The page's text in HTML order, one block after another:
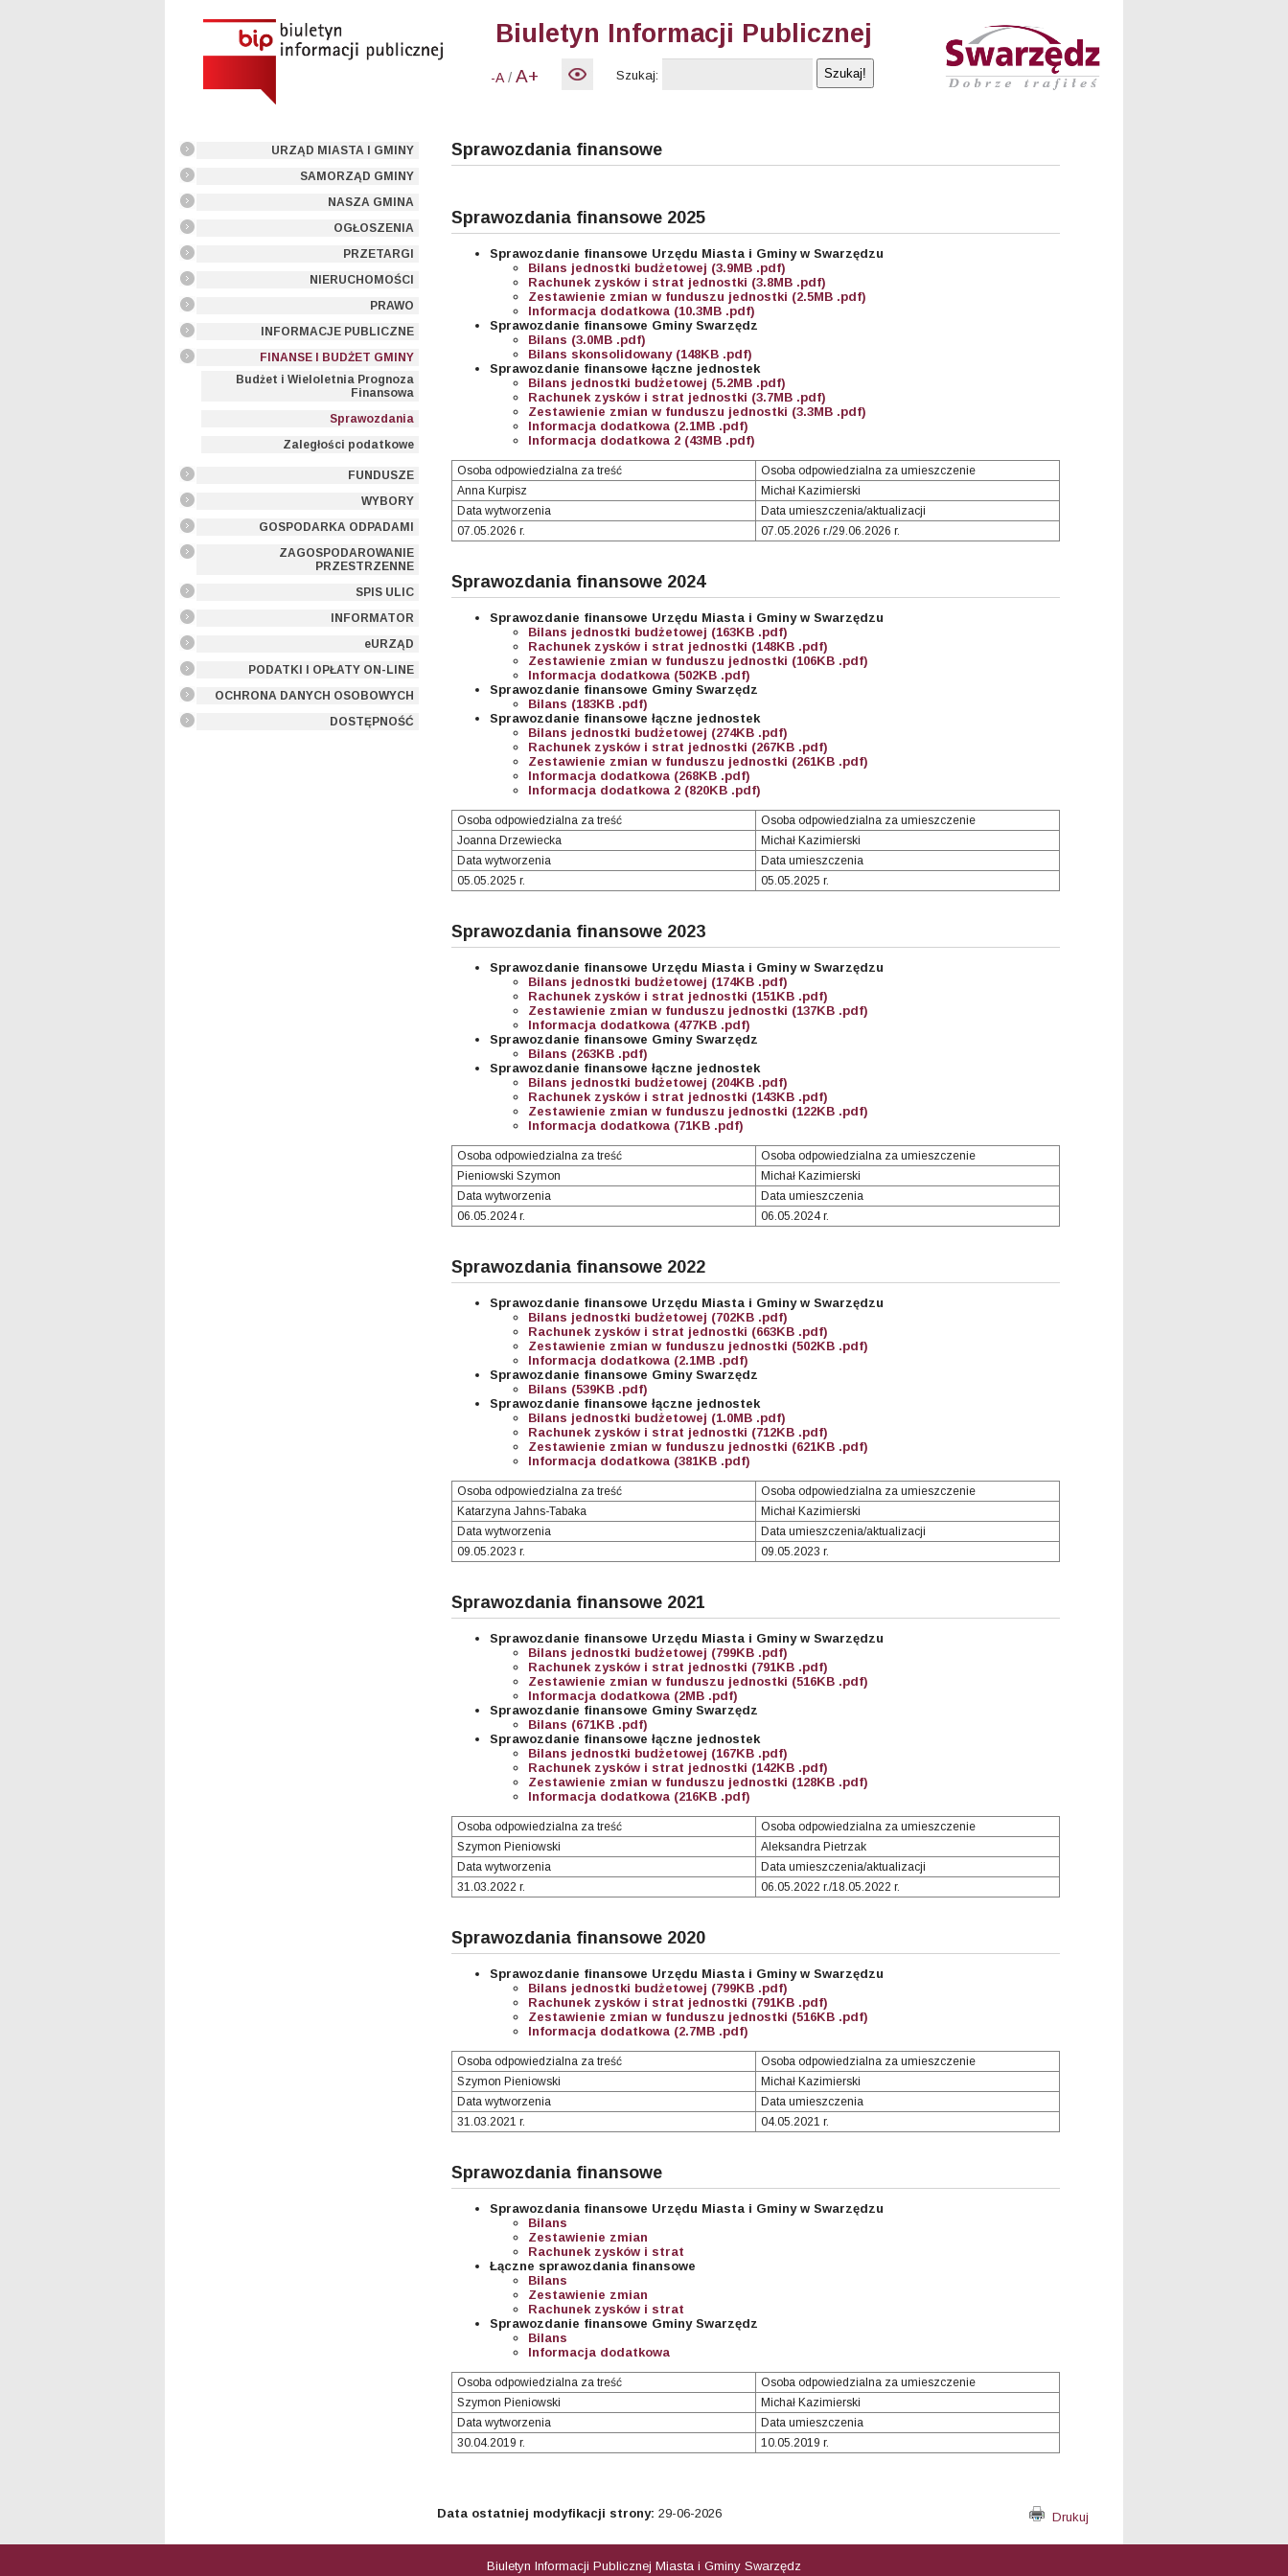
Biuletyn Informacji Publicznej
-A / A+ Szukaj:
URZĄD MIASTA I GMINY
SAMORZĄD GMINY
NASZA GMINA
OGŁOSZENIA
PRZETARGI
NIERUCHOMOŚCI
PRAWO
INFORMACJE PUBLICZNE
FINANSE I BUDŻET GMINY
Budżet i Wieloletnia Prognoza
Finansowa
Sprawozdania
Zaległości podatkowe
FUNDUSZE
WYBORY
GOSPODARKA ODPADAMI
ZAGOSPODAROWANIE
PRZESTRZENNE
SPIS ULIC
INFORMATOR
eURZĄD
PODATKI I OPŁATY ON-LINE
OCHRONA DANYCH OSOBOWYCH
DOSTĘPNOŚĆ
Sprawozdania finansowe
Sprawozdania finansowe 2025
Sprawozdanie finansowe Urzędu Miasta i Gminy w Swarzędzu
Bilans jednostki budżetowej (3.9MB .pdf)
Rachunek zysków i strat jednostki (3.8MB .pdf)
Zestawienie zmian w funduszu jednostki (2.5MB .pdf)
Informacja dodatkowa (10.3MB .pdf)
Sprawozdanie finansowe Gminy Swarzędz
Bilans (3.0MB .pdf)
Bilans skonsolidowany (148KB .pdf)
Sprawozdanie finansowe łączne jednostek
Bilans jednostki budżetowej (5.2MB .pdf)
Rachunek zysków i strat jednostki (3.7MB .pdf)
Zestawienie zmian w funduszu jednostki (3.3MB .pdf)
Informacja dodatkowa (2.1MB .pdf)
Informacja dodatkowa 2 (43MB .pdf)
Osoba odpowiedzialna za treść
Osoba odpowiedzialna za umieszczenie
Anna Kurpisz
Michał Kazimierski
Data wytworzenia
Data umieszczenia/aktualizacji
07.05.2026 r.
07.05.2026 r./29.06.2026 r.
Sprawozdania finansowe 2024
Sprawozdanie finansowe Urzędu Miasta i Gminy w Swarzędzu
Bilans jednostki budżetowej (163KB .pdf)
Rachunek zysków i strat jednostki (148KB .pdf)
Zestawienie zmian w funduszu jednostki (106KB .pdf)
Informacja dodatkowa (502KB .pdf)
Sprawozdanie finansowe Gminy Swarzędz
Bilans (183KB .pdf)
Sprawozdanie finansowe łączne jednostek
Bilans jednostki budżetowej (274KB .pdf)
Rachunek zysków i strat jednostki (267KB .pdf)
Zestawienie zmian w funduszu jednostki (261KB .pdf)
Informacja dodatkowa (268KB .pdf)
Informacja dodatkowa 2 (820KB .pdf)
Osoba odpowiedzialna za treść
Osoba odpowiedzialna za umieszczenie
Joanna Drzewiecka
Michał Kazimierski
Data wytworzenia
Data umieszczenia
05.05.2025 r.
05.05.2025 r.
Sprawozdania finansowe 2023
Sprawozdanie finansowe Urzędu Miasta i Gminy w Swarzędzu
Bilans jednostki budżetowej (174KB .pdf)
Rachunek zysków i strat jednostki (151KB .pdf)
Zestawienie zmian w funduszu jednostki (137KB .pdf)
Informacja dodatkowa (477KB .pdf)
Sprawozdanie finansowe Gminy Swarzędz
Bilans (263KB .pdf)
Sprawozdanie finansowe łączne jednostek
Bilans jednostki budżetowej (204KB .pdf)
Rachunek zysków i strat jednostki (143KB .pdf)
Zestawienie zmian w funduszu jednostki (122KB .pdf)
Informacja dodatkowa (71KB .pdf)
Osoba odpowiedzialna za treść
Osoba odpowiedzialna za umieszczenie
Pieniowski Szymon
Michał Kazimierski
Data wytworzenia
Data umieszczenia
06.05.2024 r.
06.05.2024 r.
Sprawozdania finansowe 2022
Sprawozdanie finansowe Urzędu Miasta i Gminy w Swarzędzu
Bilans jednostki budżetowej (702KB .pdf)
Rachunek zysków i strat jednostki (663KB .pdf)
Zestawienie zmian w funduszu jednostki (502KB .pdf)
Informacja dodatkowa (2.1MB .pdf)
Sprawozdanie finansowe Gminy Swarzędz
Bilans (539KB .pdf)
Sprawozdanie finansowe łączne jednostek
Bilans jednostki budżetowej (1.0MB .pdf)
Rachunek zysków i strat jednostki (712KB .pdf)
Zestawienie zmian w funduszu jednostki (621KB .pdf)
Informacja dodatkowa (381KB .pdf)
Osoba odpowiedzialna za treść
Osoba odpowiedzialna za umieszczenie
Katarzyna Jahns-Tabaka
Michał Kazimierski
Data wytworzenia
Data umieszczenia/aktualizacji
09.05.2023 r.
09.05.2023 r.
Sprawozdania finansowe 2021
Sprawozdanie finansowe Urzędu Miasta i Gminy w Swarzędzu
Bilans jednostki budżetowej (799KB .pdf)
Rachunek zysków i strat jednostki (791KB .pdf)
Zestawienie zmian w funduszu jednostki (516KB .pdf)
Informacja dodatkowa (2MB .pdf)
Sprawozdanie finansowe Gminy Swarzędz
Bilans (671KB .pdf)
Sprawozdanie finansowe łączne jednostek
Bilans jednostki budżetowej (167KB .pdf)
Rachunek zysków i strat jednostki (142KB .pdf)
Zestawienie zmian w funduszu jednostki (128KB .pdf)
Informacja dodatkowa (216KB .pdf)
Osoba odpowiedzialna za treść
Osoba odpowiedzialna za umieszczenie
Szymon Pieniowski
Aleksandra Pietrzak
Data wytworzenia
Data umieszczenia/aktualizacji
31.03.2022 r.
06.05.2022 r./18.05.2022 r.
Sprawozdania finansowe 2020
Sprawozdanie finansowe Urzędu Miasta i Gminy w Swarzędzu
Bilans jednostki budżetowej (799KB .pdf)
Rachunek zysków i strat jednostki (791KB .pdf)
Zestawienie zmian w funduszu jednostki (516KB .pdf)
Informacja dodatkowa (2.7MB .pdf)
Osoba odpowiedzialna za treść
Osoba odpowiedzialna za umieszczenie
Szymon Pieniowski
Michał Kazimierski
Data wytworzenia
Data umieszczenia
31.03.2021 r.
04.05.2021 r.
Sprawozdania finansowe
Sprawozdania finansowe Urzędu Miasta i Gminy w Swarzędzu
Bilans
Zestawienie zmian
Rachunek zysków i strat
Łączne sprawozdania finansowe
Bilans
Zestawienie zmian
Rachunek zysków i strat
Sprawozdanie finansowe Gminy Swarzędz
Bilans
Informacja dodatkowa
Osoba odpowiedzialna za treść
Osoba odpowiedzialna za umieszczenie
Szymon Pieniowski
Michał Kazimierski
Data wytworzenia
Data umieszczenia
30.04.2019 r.
10.05.2019 r.
Data ostatniej modyfikacji strony: 29-06-2026 Drukuj
Biuletyn Informacji Publicznej Miasta i Gminy Swarzędz